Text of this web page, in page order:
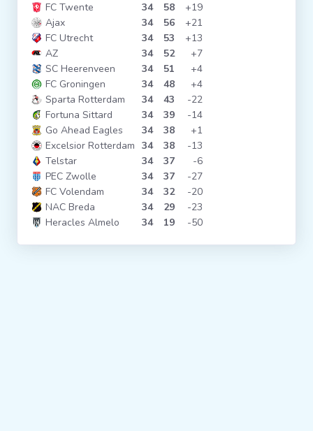
KNVB-beker
Districtsbeker
Voetbalpiramide
Links
VROUWEN
Clubs
Wedstrijden
Statistieken
FC Twente
34 58
+19
Ajax
34 56
+21
FC Utrecht
34 53
+13
AZ
34 52
+7
SC Heerenveen
34 51
+4
FC Groningen
34 48
+4
Sparta Rotterdam
34 43
-22
Fortuna Sittard
34 39
-14
Go Ahead Eagles
34 38
+1
Excelsior Rotterdam 34 38
-13
Telstar
34 37
-6
PEC Zwolle
34 37
-27
FC Volendam
34 32
-20
NAC Breda
34 29
-23
Heracles Almelo
34 19 -50